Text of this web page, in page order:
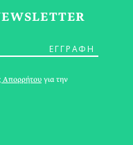
Απορρήτου για την